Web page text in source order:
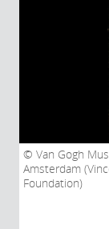
Van Gogh
Amsterdam
Foundation)